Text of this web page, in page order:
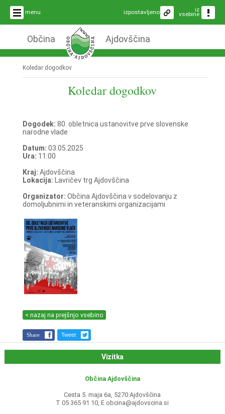
menu iz
vsebine
izpostavljeno
Občina Ajdovščina
Koledar dogodkov
Koledar dogodkov
Dogodek: 80. obletnica ustanovitve prve slovenske
narodne vlade
Datum: 03.05.2025
Ura: 11:00
Kraj: Ajdovščina
Lokacija: Lavričev trg Ajdovščina
Organizator: Občina Ajdovščina v sodelovanju z
domoljubnimi in veteranskimi organizacijami
< nazaj na prejšnjo vsebino
Share Tweet
Vizitka
Občina Ajdovščina
Cesta 5. maja 6a, 5270 Ajdovščina
T 05 365 91 10, E obcina@ajdovscina.si